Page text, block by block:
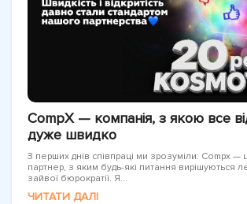
CompX — компанія, з якою все
дуже швидко
З перших днів співпраці ми зрозуміли: Compx —
партнер, з яким будь-які питання вирішуються
зайвої бюрократії. Я...
ЧИТАТИ ДАЛІ